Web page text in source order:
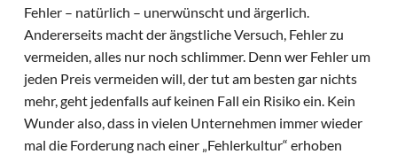
Fehler – natürlich – unerwünscht und ärgerlich.
Andererseits macht der ängstliche Versuch, Fehler zu
vermeiden, alles nur noch schlimmer. Denn wer Fehler um
jeden Preis vermeiden will, der tut am besten gar nichts
mehr, geht jedenfalls auf keinen Fall ein Risiko ein. Kein
Wunder also, dass in vielen Unternehmen immer wieder
mal die Forderung nach einer „Fehlerkultur“ erhoben